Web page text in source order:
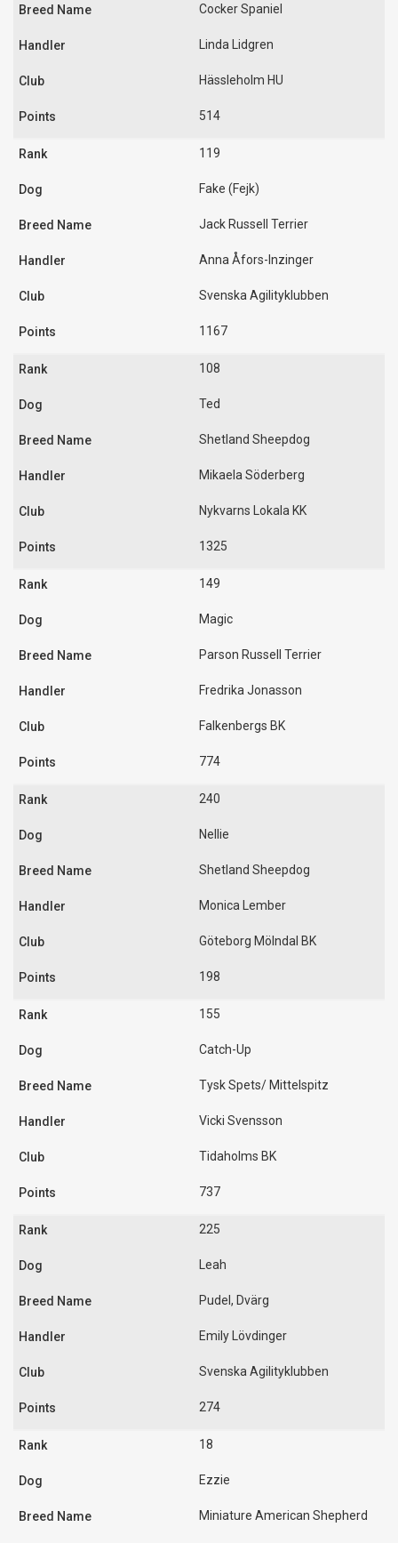
Cocker Spaniel
Linda Lidgren
Hässleholm HU
514
119
Fake (Fejk)
Jack Russell Terrier
Anna Åfors-Inzinger
Svenska Agilityklubben
1167
108
Ted
Shetland Sheepdog
Mikaela Söderberg
Nykvarns Lokala KK
1325
149
Magic
Parson Russell Terrier
Fredrika Jonasson
Falkenbergs BK
774
240
Nellie
Shetland Sheepdog
Monica Lember
Göteborg Mölndal BK
198
155
Catch-Up
Tysk Spets/ Mittelspitz
Vicki Svensson
Tidaholms BK
737
225
Leah
Pudel, Dvärg
Emily Lövdinger
Svenska Agilityklubben
274
18
Ezzie
Miniature American Shepherd